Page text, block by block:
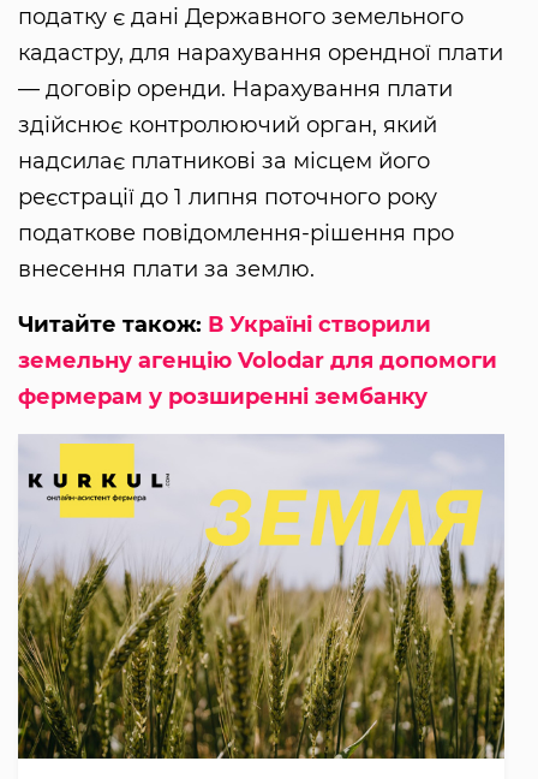
податку є дані Державного земельного
кадастру, для нарахування орендної плати
— договір оренди. Нарахування плати
здійснює контролюючий орган, який
надсилає платникові за місцем його
реєстрації до 1 липня поточного року
податкове повідомлення-рішення про
внесення плати за землю.
Читайте також: В Україні створили
земельну агенцію Volodar для допомоги
фермерам у розширенні зембанку